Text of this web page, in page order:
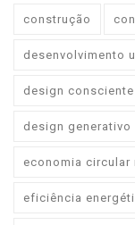
construção
desenvolvimento
design consciente
design generativo
economia circular
eficiência